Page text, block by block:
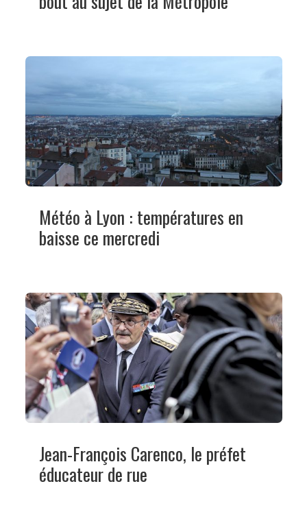
Météo à Lyon : températures en
baisse ce mercredi
Jean-François Carenco, le préfet
éducateur de rue